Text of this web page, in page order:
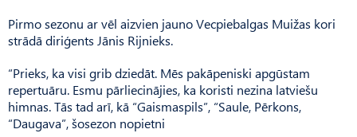
Pirmo sezonu ar vēl aizvien jauno Vecpiebalgas Muižas kori
strādā diriģents Jānis Rijnieks.
“Prieks, ka visi grib dziedāt. Mēs pakāpeniski apgūstam
repertuāru. Esmu pārliecinājies, ka koristi nezina latviešu
himnas. Tās tad arī, kā “Gaismaspils”, “Saule, Pērkons,
“Daugava”, šosezon nopietni